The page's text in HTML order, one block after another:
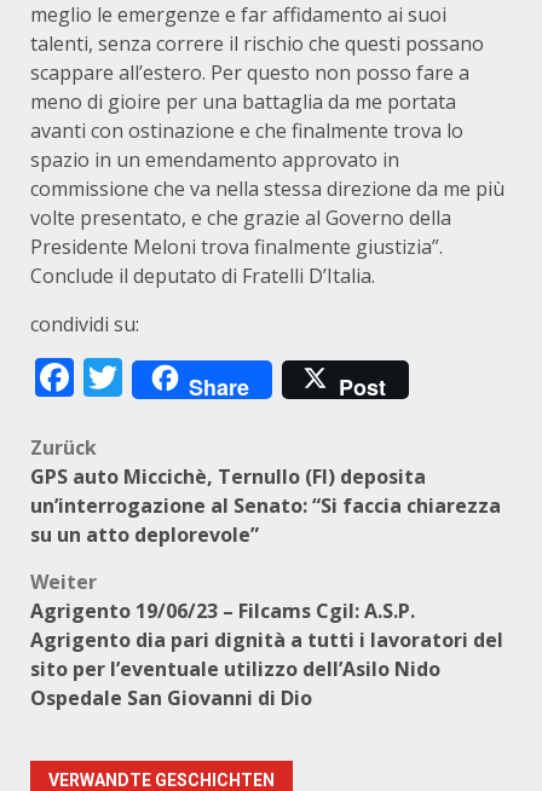
meglio le emergenze e far affidamento ai suoi
talenti, senza correre il rischio che questi possano
scappare all’estero. Per questo non posso fare a
meno di gioire per una battaglia da me portata
avanti con ostinazione e che finalmente trova lo
spazio in un emendamento approvato in
commissione che va nella stessa direzione da me più
volte presentato, e che grazie al Governo della
Presidente Meloni trova finalmente giustizia”.
Conclude il deputato di Fratelli D’Italia.
condividi su:
Facebook
Twitter
Share Post
Beitragsnavigation
Zurück
GPS auto Miccichè, Ternullo (FI) deposita
un’interrogazione al Senato: “Si faccia chiarezza
su un atto deplorevole”
Weiter
Agrigento 19/06/23 – Filcams Cgil: A.S.P.
Agrigento dia pari dignità a tutti i lavoratori del
sito per l’eventuale utilizzo dell’Asilo Nido
Ospedale San Giovanni di Dio
VERWANDTE GESCHICHTEN